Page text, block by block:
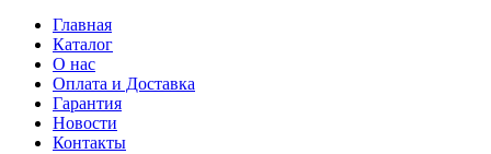
Главная
Каталог
О нас
Оплата и Доставка
Гарантия
Новости
Контакты